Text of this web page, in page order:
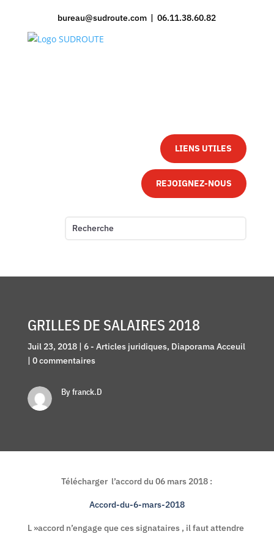
bureau@sudroute.com | 06.11.38.60.82
LIENS UTILES
REJOIGNEZ-NOUS
GRILLES DE SALAIRES 2018
Juil 23, 2018| 6 - Articles juridiques, Diaporama Acceuil
| 0 commentaires
By franck.D
Télécharger l’accord du 06 mars 2018 :
Accord-du-6-mars-2018
L »accord n’engage que ces signataires , il faut attendre